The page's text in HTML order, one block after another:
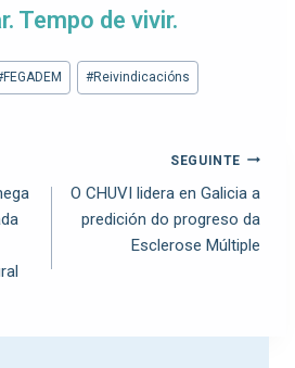
Tempo de vivir.
FEGADEM #Reivindicacións
SEGUINTE
O CHUVI lidera en Galicia a
predición do progreso da
Esclerose Múltiple